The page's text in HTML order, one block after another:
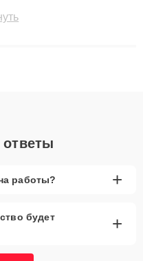
мастера решают
работы? +
будет
+